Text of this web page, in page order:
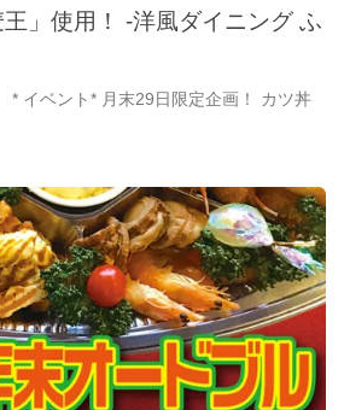
王」使用！ -洋風ダイニング ふ
* イベント* 月末29日限定企画！ カツ丼